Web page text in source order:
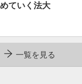
ていく法大
一覧を見る